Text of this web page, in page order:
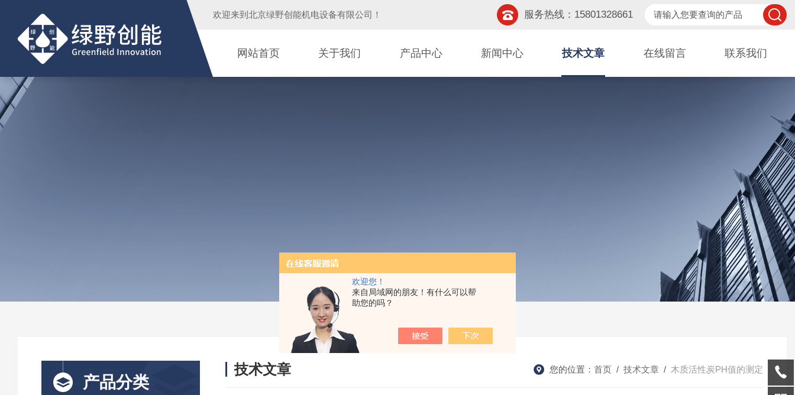
欢迎您！
来自局域网的朋友！有什么可以帮
助您的吗？
欢迎来到 北京绿野创能机电设备有限公司 ！ 服务热线：15801328661
网站首页 关于我们 产品中心 新闻中心 技术文章 在线留言 联系我们
产品分类
技术文章 您的位置： 首页 / 技术文章 / 木质活性炭PH值的测定